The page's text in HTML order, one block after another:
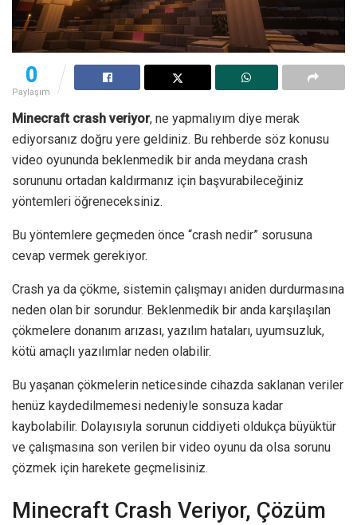
0
Paylaşım
Minecraft crash veriyor, ne yapmalıyım diye merak
ediyorsanız doğru yere geldiniz. Bu rehberde söz konusu
video oyununda beklenmedik bir anda meydana crash
sorununu ortadan kaldırmanız için başvurabileceğiniz
yöntemleri öğreneceksiniz.
Bu yöntemlere geçmeden önce “crash nedir” sorusuna
cevap vermek gerekiyor.
Crash ya da çökme, sistemin çalışmayı aniden durdurmasına
neden olan bir sorundur. Beklenmedik bir anda karşılaşılan
çökmelere donanım arızası, yazılım hataları, uyumsuzluk,
kötü amaçlı yazılımlar neden olabilir.
Bu yaşanan çökmelerin neticesinde cihazda saklanan veriler
henüz kaydedilmemesi nedeniyle sonsuza kadar
kaybolabilir. Dolayısıyla sorunun ciddiyeti oldukça büyüktür
ve çalışmasına son verilen bir video oyunu da olsa sorunu
çözmek için harekete geçmelisiniz.
Minecraft Crash Veriyor, Çözüm